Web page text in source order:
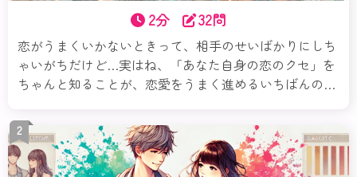
2分 32問
恋がうまくいかないときって、相手のせいばかりにしち
ゃいがちだけど…実はね、「あなた自身の恋のクセ」を
ちゃんと知ることが、恋愛をうまく進めるいちばんの近
の恋愛傾向・相性の良し悪しなどさまざまな切り口で解
き明かすわ。本当の“あなたらしい恋”を、今ここから見
つけていきましょ。
2